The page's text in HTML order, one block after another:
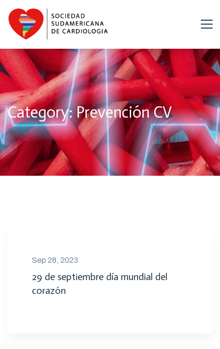
Category: Prevención CV
Sep 28, 2023
29 de septiembre día mundial del
corazón